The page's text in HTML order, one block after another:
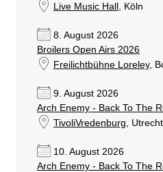
Live Music Hall
, Köln
8. August 2026
Broilers Open Airs 2026
Freilichtbühne Loreley,
9. August 2026
Arch Enemy - Back To The
TivoliVredenburg , Utrecht
10. August 2026
Arch Enemy - Back To The